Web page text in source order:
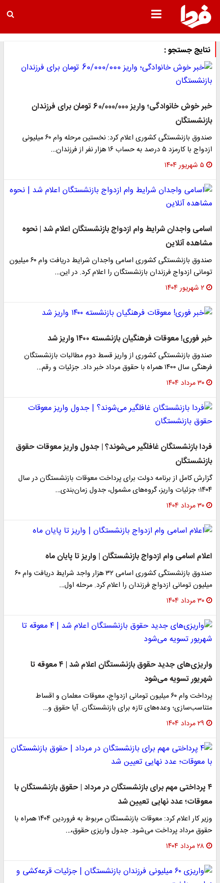
نتایج جستجو :
خبر خوش خانوادگی؛ واریز 60/000/000 تومان برای فرزندان
بازنشستگان
صندوق بازنشستگی کشوری اعلام کرد: نخستین مرحله وام ۶۰ میلیونی
ازدواج با کارمزد ۵ درصد به حساب ۱۶ هزار نفر از فرزندان…
۵ شهریور ۱۴۰۴
اسامی واجدان شرایط وام ازدواج بازنشستگان اعلام شد | نحوه
مشاهده آنلاین
صندوق بازنشستگی کشوری اسامی واجدان شرایط دریافت وام ۶۰ میلیون
تومانی ازدواج فرزندان بازنشستگان را اعلام کرد. در این…
۲ شهریور ۱۴۰۴
خبر فوری! معوقات فرهنگیان بازنشسته ۱۴۰۰ واریز شد
صندوق بازنشستگی کشوری از واریز قسط دوم مطالبات بازنشستگان
فرهنگی سال ۱۴۰۰ همراه با حقوق مرداد خبر داد. جزئیات و رقم…
۳۰ مرداد ۱۴۰۴
فردا بازنشستگان غافلگیر می‌شوند؟ | جدول واریز معوقات حقوق
بازنشستگان
گزارش کامل از برنامه دولت برای پرداخت معوقات بازنشستگان در سال
۱۴۰۴؛ جزئیات واریز، گروه‌های مشمول، جدول زمان‌بندی…
۳۰ مرداد ۱۴۰۴
اعلام اسامی وام ازدواج بازنشستگان | واریز تا پایان ماه
صندوق بازنشستگی کشوری اسامی ۳۲ هزار واجد شرایط دریافت وام ۶۰
میلیون تومانی ازدواج فرزندان را اعلام کرد. مرحله اول…
۳۰ مرداد ۱۴۰۴
واریزی‌های جدید حقوق بازنشستگان اعلام شد | ۴ معوقه تا
شهریور تسویه می‌شود
پرداخت وام ۶۰ میلیون تومانی ازدواج، معوقات معلمان و اقساط
متناسب‌سازی؛ وعده‌های تازه برای بازنشستگان. آیا حقوق و…
۲۹ مرداد ۱۴۰۴
۴ پرداختی مهم برای بازنشستگان در مرداد | حقوق بازنشستگان با
معوقات؛ عدد نهایی تعیین شد
وزیر کار اعلام کرد: معوقات بازنشستگان مربوط به فروردین ۱۴۰۴ همراه با
حقوق مرداد پرداخت می‌شود. جدول واریزی حقوق،…
۲۸ مرداد ۱۴۰۴